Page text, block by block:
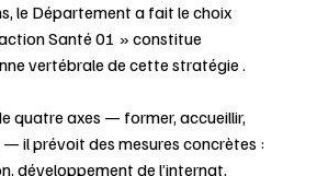
le Département a fait le choix
Santé 01 » constitue
vertébrale de cette stratégie .
quatre axes — former, accueillir,
il prévoit des mesures concrètes :
développement de l’internat,